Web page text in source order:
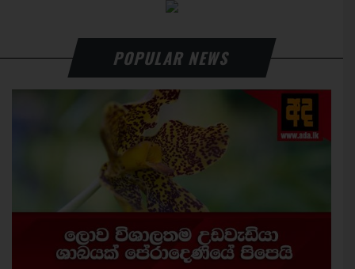
POPULAR NEWS